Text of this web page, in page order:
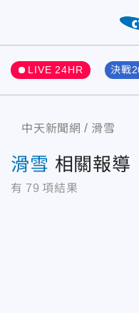
LIVE 24HR 決戰
中天新聞網 滑雪
滑雪 相關報導
有 79 項結果